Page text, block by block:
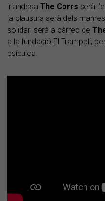
irlandesa The Corrs serà
la clausura serà dels
solidari serà a càrrec de
a la fundació El Trampolí,
psíquica.